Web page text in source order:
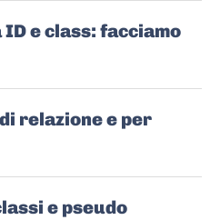
e class: facciamo
relazione e per
e pseudo